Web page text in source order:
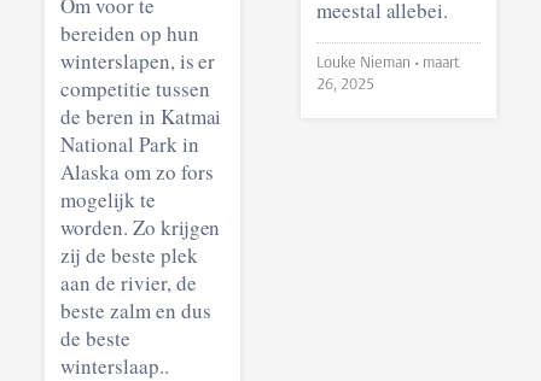
bereiden op hun
winterslapen, is er
competitie tussen
de beren in Katmai
National Park in
Alaska om zo fors
mogelijk te
worden. Zo krijgen
zij de beste plek
aan de rivier, de
beste zalm en dus
de beste
winterslaap..
meestal allebei.
Louke Nieman • maart
26, 2025